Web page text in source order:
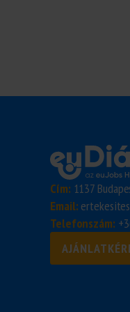
Cím: 1137
Email:
Telefonszám: